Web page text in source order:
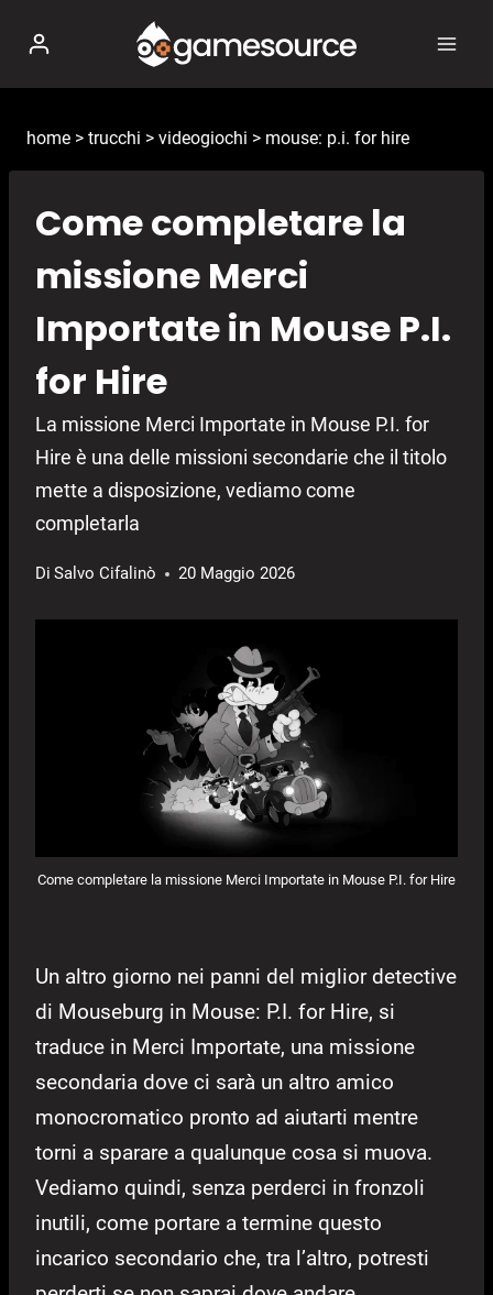
contenuto
home > trucchi > videogiochi > mouse: p.i. for hire
Come completare la
missione Merci
Importate in Mouse P.I.
for Hire
La missione Merci Importate in Mouse P.I. for
Hire è una delle missioni secondarie che il titolo
mette a disposizione, vediamo come
completarla
Di Salvo Cifalinò 20 Maggio 2026
Come completare la missione Merci Importate in Mouse P.I. for Hire
Un altro giorno nei panni del miglior detective
di Mouseburg in Mouse: P.I. for Hire, si
traduce in Merci Importate, una missione
secondaria dove ci sarà un altro amico
monocromatico pronto ad aiutarti mentre
torni a sparare a qualunque cosa si muova.
Vediamo quindi, senza perderci in fronzoli
inutili, come portare a termine questo
incarico secondario che, tra l’altro, potresti